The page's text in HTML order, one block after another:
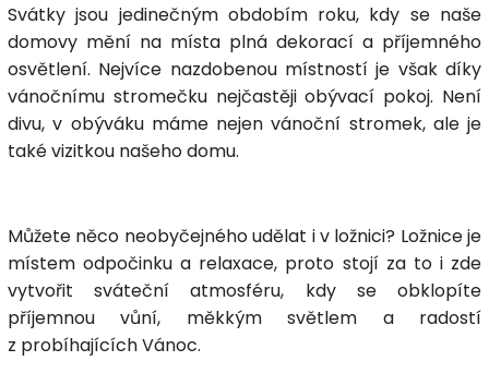
Svátky jsou jedinečným obdobím roku, kdy se naše
domovy mění na místa plná dekorací a příjemného
osvětlení. Nejvíce nazdobenou místností je však díky
vánočnímu stromečku nejčastěji obývací pokoj. Není
divu, v obýváku máme nejen vánoční stromek, ale je
také vizitkou našeho domu.
Můžete něco neobyčejného udělat i v ložnici? Ložnice je
místem odpočinku a relaxace, proto stojí za to i zde
vytvořit sváteční atmosféru, kdy se obklopíte
příjemnou vůní, měkkým světlem a radostí
z probíhajících Vánoc.